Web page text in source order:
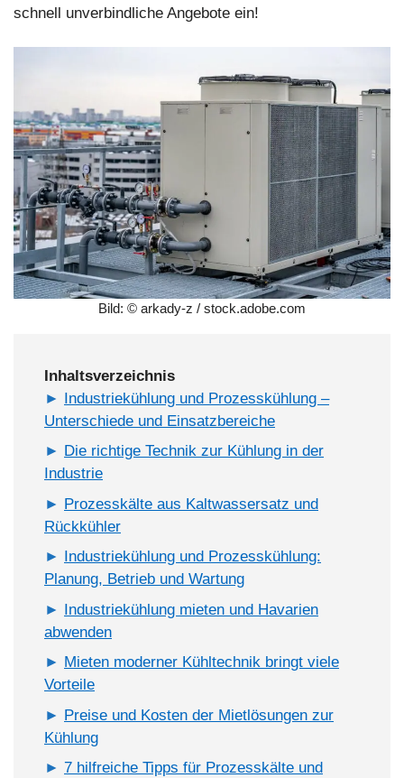
schnell unverbindliche Angebote ein!
Bild: © arkady-z / stock.adobe.com
Inhaltsverzeichnis
Industriekühlung und Prozesskühlung –
Unterschiede und Einsatzbereiche
Die richtige Technik zur Kühlung in der
Industrie
Prozesskälte aus Kaltwassersatz und
Rückkühler
Industriekühlung und Prozesskühlung:
Planung, Betrieb und Wartung
Industriekühlung mieten und Havarien
abwenden
Mieten moderner Kühltechnik bringt viele
Vorteile
Preise und Kosten der Mietlösungen zur
Kühlung
7 hilfreiche Tipps für Prozesskälte und